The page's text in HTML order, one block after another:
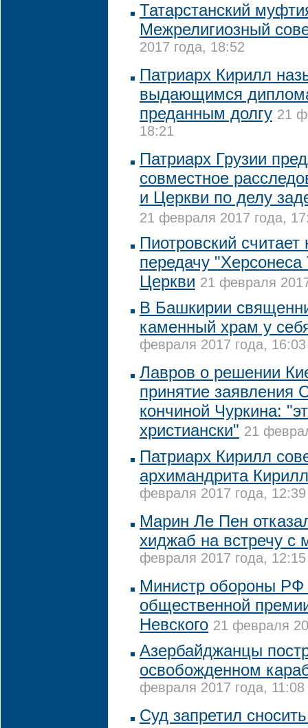
Татарстанский
Межрелигиозный
2017 года, 18:52
Патриарх Кирилл
выдающимся
преданным долгу 21
18:21
Патриарх Грузии
совместное
и Церкви по делу
21 февраля 2017 года,
Пиотровский
передачу "Херсонеса
Церкви 21 февраля
В Башкирии
каменный храм у
февраля 2017 года, 16:03
Лавров о решении
принятие
кончиной Чуркина:
христиански" 21
Патриарх Кирилл
архимандрита
февраля 2017 года, 12:39
Марин Ле Пен
хиджаб на встречу с
февраля 2017 года, 12:15
Министр обороны РФ
общественной
Невского 21 февраля
Азербайджанцы
освобожденном
февраля 2017 года, 11:08
Суд запретил